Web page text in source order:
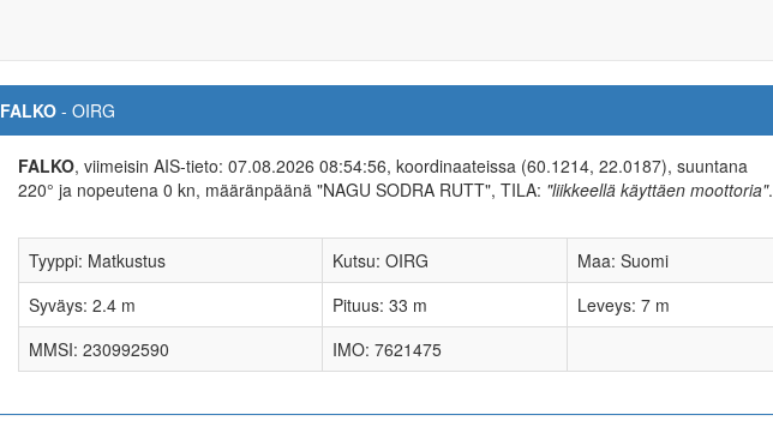
FALKO - OIRG
FALKO, viimeisin AIS-tieto: 07.08.2026 08:54:56, koordinaateissa (60.1214, 22.0187), suuntana
220° ja nopeutena 0 kn, määränpäänä "NAGU SODRA RUTT", TILA: "liikkeellä käyttäen moottoria".
Tyyppi: Matkustus Kutsu: OIRG
Maa: Suomi
Syväys: 2.4 m
Pituus: 33 m
Leveys: 7 m
MMSI: 230992590
IMO: 7621475